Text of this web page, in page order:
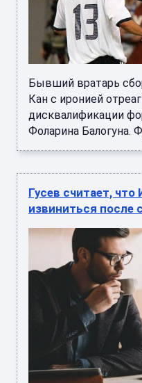
Бывший вратарь
Кан с иронией
дисквалификации
Фоларина Балогуна.
Гусев считает,
извиниться после